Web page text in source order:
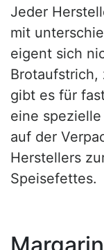
Jeder
mit
eigent sich
Brotaufstrich,
gibt es für
eine
auf der
Herstellers
Speisefettes.